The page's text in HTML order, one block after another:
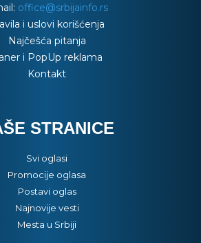
office@srbijainfo.rs
i uslovi korišćenja
Najčešća pitanja
i PopUp reklama
Kontakt
STRANICE
Svi oglasi
Promocije oglasa
Postavi oglas
Najnovije vesti
Mesta u Srbiji